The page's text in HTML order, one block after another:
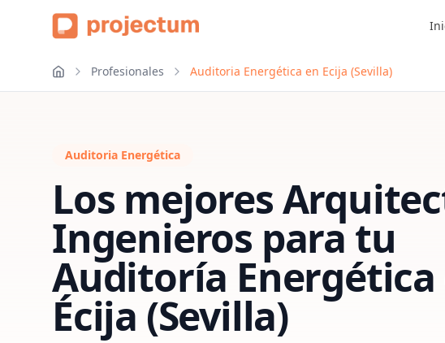
Profesionales Auditoria Energética en Ecija (Sevilla)
Auditoria Energética
Los mejores
Ingenieros para tu
Auditoría Energética
Écija (Sevilla)